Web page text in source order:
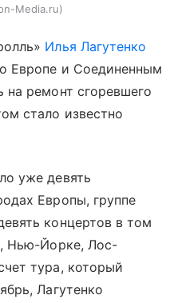
Media.ru
Илья Лагутенко
Европе и Соединенным
на ремонт сгоревшего
стало известно
уже девять
Европы, группе
концертов в том
Нью-Йорке, Лос-
тура, который
Лагутенко